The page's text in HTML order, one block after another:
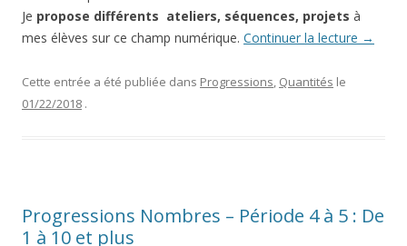
Je propose différents ateliers, séquences, projets à
mes élèves sur ce champ numérique. Continuer la lecture →
Cette entrée a été publiée dans Progressions, Quantités le
01/22/2018 .
Progressions Nombres – Période 4 à 5 : De
1 à 10 et plus